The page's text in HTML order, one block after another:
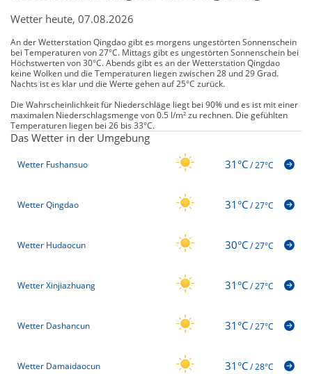
Wetter heute, 07.08.2026
An der Wetterstation Qingdao gibt es morgens ungestörten Sonnenschein
bei Temperaturen von 27°C. Mittags gibt es ungestörten Sonnenschein bei
Höchstwerten von 30°C. Abends gibt es an der Wetterstation Qingdao
keine Wolken und die Temperaturen liegen zwischen 28 und 29 Grad.
Nachts ist es klar und die Werte gehen auf 25°C zurück.
Die Wahrscheinlichkeit für Niederschläge liegt bei 90% und es ist mit einer
maximalen Niederschlagsmenge von 0.5 l/m² zu rechnen. Die gefühlten
Temperaturen liegen bei 26 bis 33°C.
Das Wetter in der Umgebung
Wetter Fushansuo 31°C/27°C
Wetter Qingdao 31°C/27°C
Wetter Hudaocun 30°C/27°C
Wetter Xinjiazhuang 31°C/27°C
Wetter Dashancun 31°C/27°C
Wetter Damaidaocun 31°C/28°C